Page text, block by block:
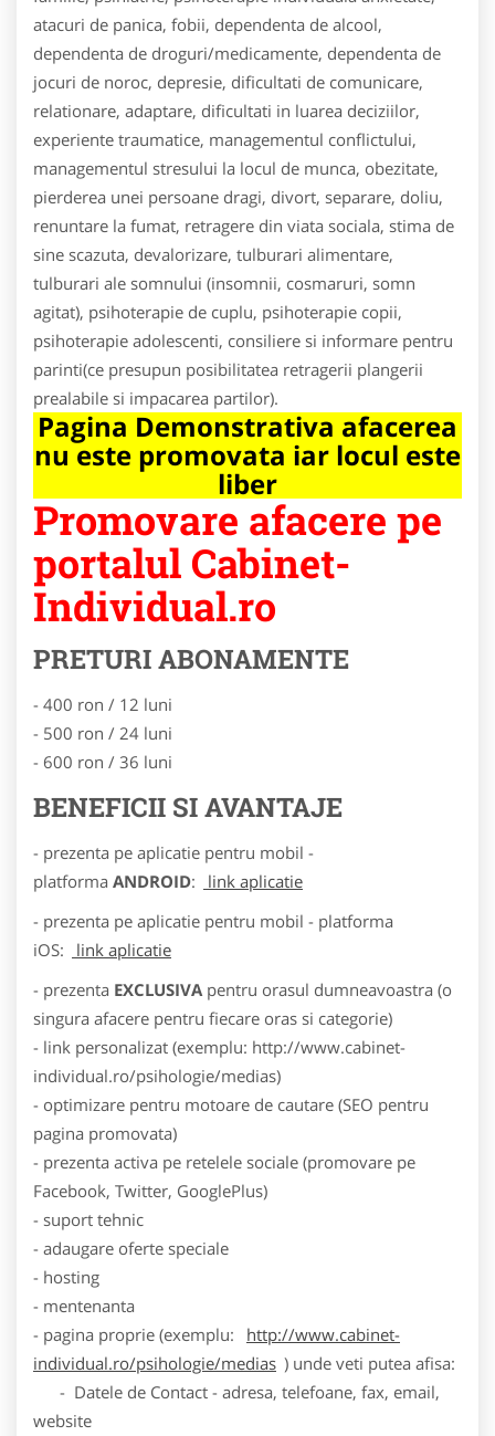
atacuri de panica, fobii, dependenta de alcool,
dependenta de droguri/medicamente, dependenta de
jocuri de noroc, depresie, dificultati de comunicare,
relationare, adaptare, dificultati in luarea deciziilor,
experiente traumatice, managementul conflictului,
managementul stresului la locul de munca, obezitate,
pierderea unei persoane dragi, divort, separare, doliu,
renuntare la fumat, retragere din viata sociala, stima de
sine scazuta, devalorizare, tulburari alimentare,
tulburari ale somnului (insomnii, cosmaruri, somn
agitat), psihoterapie de cuplu, psihoterapie copii,
psihoterapie adolescenti, consiliere si informare pentru
parinti(ce presupun posibilitatea retragerii plangerii
prealabile si impacarea partilor).
Pagina Demonstrativa afacerea
nu este promovata iar locul este
liber
Promovare afacere pe
portalul Cabinet-
Individual.ro
PRETURI ABONAMENTE
- 400 ron / 12 luni
- 500 ron / 24 luni
- 600 ron / 36 luni
BENEFICII SI AVANTAJE
- prezenta pe aplicatie pentru mobil -
platforma ANDROID:
link aplicatie
- prezenta pe aplicatie pentru mobil - platforma
iOS:
link aplicatie
- prezenta EXCLUSIVA pentru orasul dumneavoastra (o
singura afacere pentru fiecare oras si categorie)
- link personalizat (exemplu: http://www.cabinet-
individual.ro/psihologie/medias)
- optimizare pentru motoare de cautare (SEO pentru
pagina promovata)
- prezenta activa pe retelele sociale (promovare pe
Facebook, Twitter, GooglePlus)
- suport tehnic
- adaugare oferte speciale
- hosting
- mentenanta
- pagina proprie (exemplu:
http://www.cabinet-
individual.ro/psihologie/medias ) unde veti putea afisa:
- Datele de Contact - adresa, telefoane, fax, email,
website